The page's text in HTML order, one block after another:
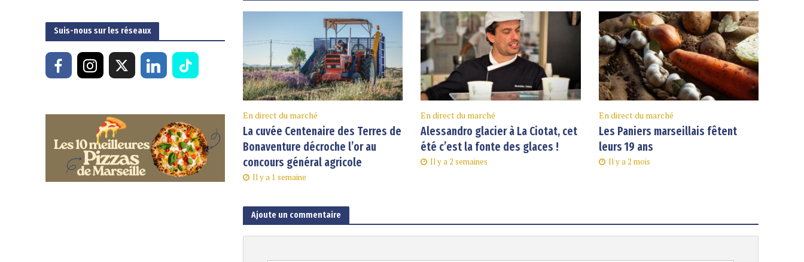
Suis-nous sur les réseaux
En direct du marché
La cuvée Centenaire des Terres de
Bonaventure décroche l’or au
concours général agricole
Il y a 1 semaine
En direct du marché
Alessandro glacier à La Ciotat, cet
été c’est la fonte des glaces !
Il y a 2 semaines
En direct du marché
Les Paniers marseillais fêtent
leurs 19 ans
Il y a 2 mois
Ajoute un commentaire